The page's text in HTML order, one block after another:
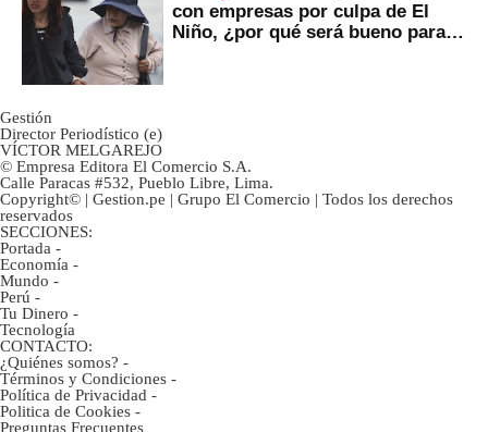
con empresas por culpa de El
Niño, ¿por qué será bueno para
Gestión
Director Periodístico (e)
VÍCTOR MELGAREJO
© Empresa Editora El Comercio S.A.
Calle Paracas #532, Pueblo Libre, Lima.
Copyright© | Gestion.pe | Grupo El Comercio | Todos los derechos
reservados
SECCIONES:
Portada -
Economía -
Mundo -
Perú -
Tu Dinero -
Tecnología
CONTACTO:
¿Quiénes somos? -
Términos y Condiciones -
Política de Privacidad -
Politica de Cookies -
Preguntas Frecuentes